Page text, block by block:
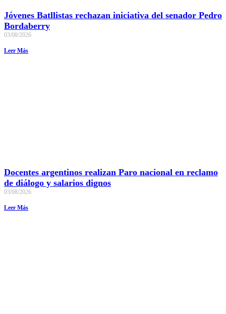
Jóvenes Batllistas rechazan iniciativa del senador Pedro
Bordaberry
03/08/2026
Leer Más
Docentes argentinos realizan Paro nacional en reclamo
de diálogo y salarios dignos
03/08/2026
Leer Más